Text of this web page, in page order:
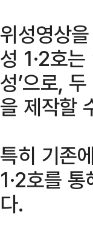
위성영상
성 1·2호
성’으로,
을 제작할
특히 기존
1·2호를
다.